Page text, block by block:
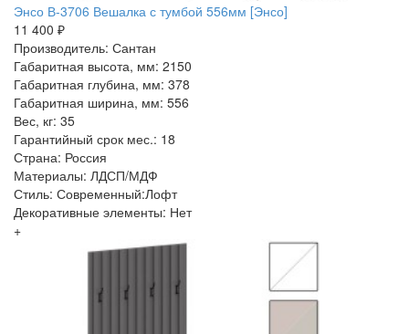
Энсо В-3706 Вешалка с тумбой 556мм [Энсо]
11 400 ₽
Производитель: Сантан
Габаритная высота, мм: 2150
Габаритная глубина, мм: 378
Габаритная ширина, мм: 556
Вес, кг: 35
Гарантийный срок мес.: 18
Страна: Россия
Материалы: ЛДСП/МДФ
Стиль: Современный:Лофт
Декоративные элементы: Нет
+